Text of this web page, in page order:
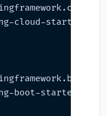
cloud-starter-
boot-starter-web